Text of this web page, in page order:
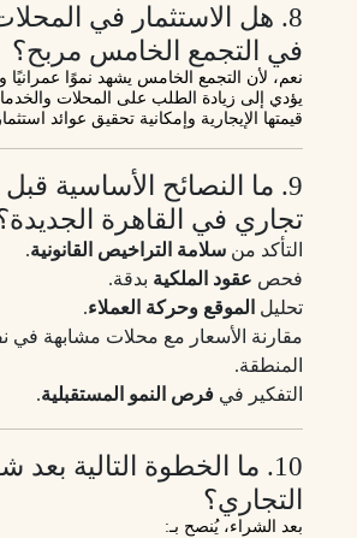
8. هل الاستثمار في
في التجمع الخامس مربح؟
نعم، لأن التجمع الخامس يشهد نموًا عمرانيًا
يؤدي إلى زيادة الطلب على المحلات
قيمتها الإيجارية وإمكانية تحقيق عوائد
9. ما النصائح الأساسية
تجاري في القاهرة
التأكد من سلامة التراخيص القانونية.
فحص عقود الملكية بدقة.
تحليل الموقع وحركة العملاء.
مقارنة الأسعار مع محلات مشابهة في
المنطقة.
التفكير في فرص النمو المستقبلية.
10. ما الخطوة التالية
التجاري؟
بعد الشراء، يُنصح بـ: